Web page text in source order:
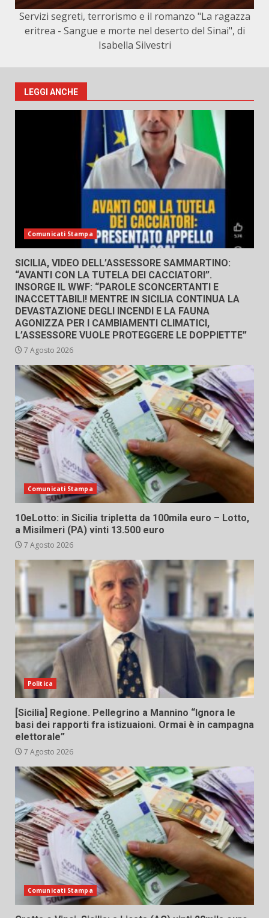
Servizi segreti, terrorismo e il romanzo "La ragazza
eritrea - Sangue e morte nel deserto del Sinai", di
Isabella Silvestri
LEGGI ANCHE
Comunicati Stampa
SICILIA, VIDEO DELL’ASSESSORE SAMMARTINO:
“AVANTI CON LA TUTELA DEI CACCIATORI”.
INSORGE IL WWF: “PAROLE SCONCERTANTI E
INACCETTABILI! MENTRE IN SICILIA CONTINUA LA
DEVASTAZIONE DEGLI INCENDI E LA FAUNA
AGONIZZA PER I CAMBIAMENTI CLIMATICI,
L’ASSESSORE VUOLE PROTEGGERE LE DOPPIETTE”
7 Agosto 2026
Comunicati Stampa
10eLotto: in Sicilia tripletta da 100mila euro – Lotto,
a Misilmeri (PA) vinti 13.500 euro
7 Agosto 2026
Politica
[Sicilia] Regione. Pellegrino a Mannino “Ignora le
basi dei rapporti fra istizuaioni. Ormai è in campagna
elettorale”
7 Agosto 2026
Comunicati Stampa